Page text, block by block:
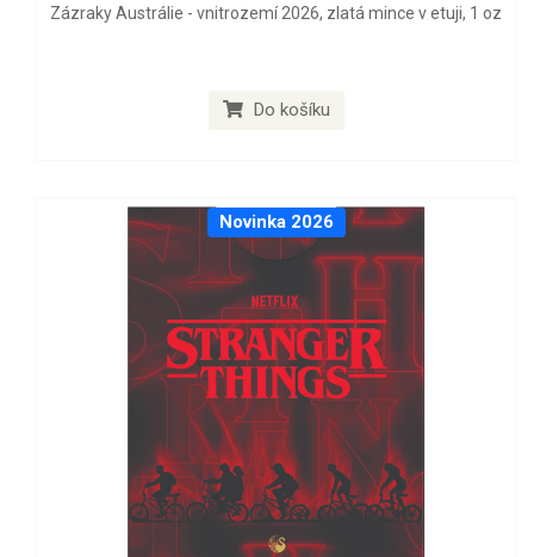
Zázraky Austrálie - vnitrozemí 2026, zlatá mince v etuji, 1 oz
Do košíku
Novinka 2026